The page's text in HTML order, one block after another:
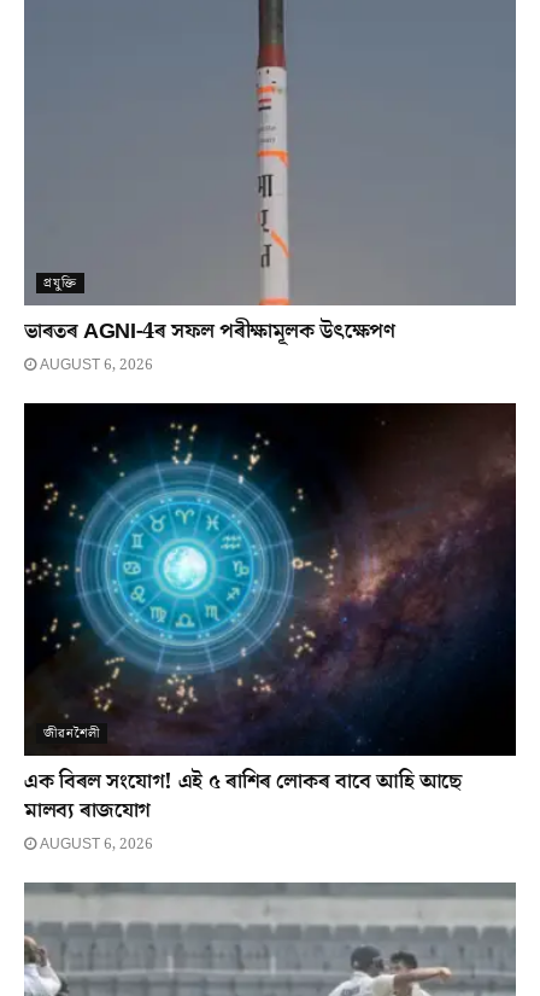
প্ৰযুক্তি
ভাৰতৰ AGNI-4ৰ সফল পৰীক্ষামূলক উৎক্ষেপণ
AUGUST 6, 2026
জীৱনশৈলী
এক বিৰল সংযোগ! এই ৫ ৰাশিৰ লোকৰ বাবে আহি আছে
মালব্য ৰাজযোগ
AUGUST 6, 2026